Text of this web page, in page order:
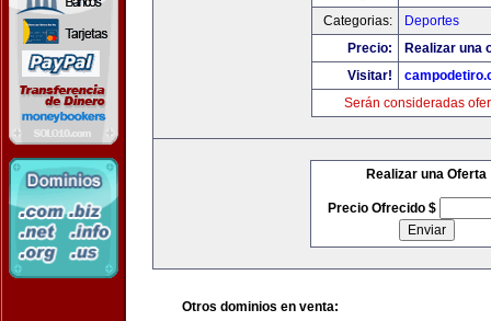
Categorias:
Deportes
Precio:
Realizar una
Visitar!
Serán consideradas
Realizar una Oferta
Precio Ofrecido $
Otros dominios en venta: